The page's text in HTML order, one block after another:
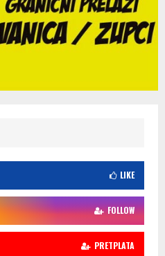
LIKE
FOLLOW
PRETPLATA